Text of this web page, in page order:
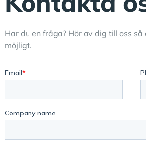
Har du en fråga? Hör av dig till oss
möjligt.